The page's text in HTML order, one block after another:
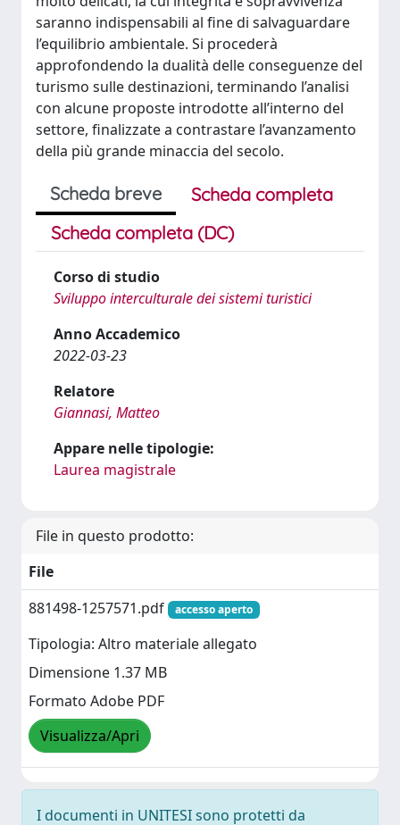
saranno indispensabili al fine di salvaguardare
l’equilibrio ambientale. Si procederà
approfondendo la dualità delle conseguenze del
turismo sulle destinazioni, terminando l’analisi
con alcune proposte introdotte all’interno del
settore, finalizzate a contrastare l’avanzamento
della più grande minaccia del secolo.
Scheda breve
Scheda completa
Scheda completa (DC)
Corso di studio
Sviluppo interculturale dei sistemi turistici
Anno Accademico
2022-03-23
Relatore
Giannasi, Matteo
Appare nelle tipologie:
Laurea magistrale
File in questo prodotto:
File
881498-1257571.pdf
accesso aperto
Tipologia: Altro materiale allegato
Dimensione 1.37 MB
Formato Adobe PDF
Visualizza/Apri
I documenti in UNITESI sono protetti da